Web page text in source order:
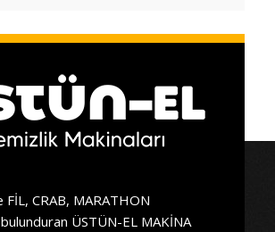
FİL, CRAB, MARATHON
bulunduran ÜSTÜN-EL MAKİNA